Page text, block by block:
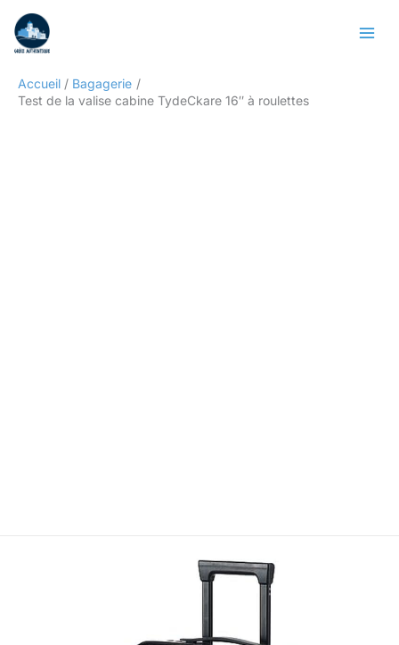
contenu
Accueil
Bagagerie
Test de la valise cabine TydeCkare 16″ à roulettes
Rechercher